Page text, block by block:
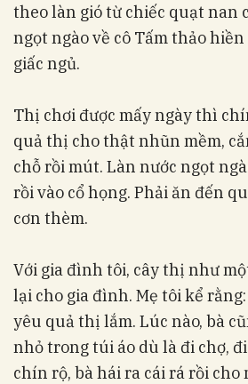
theo làn gió từ chiếc quạt nan
ngọt ngào về cô Tấm thảo
giấc ngủ.
Thị chơi được mấy ngày thì
quả thị cho thật nhũn mềm,
chỗ rồi mút. Làn nước ngọt
rồi vào cổ họng. Phải ăn đến
cơn thèm.
Với gia đình tôi, cây thị như
lại cho gia đình. Mẹ tôi kể
yêu quả thị lắm. Lúc nào, bà
nhỏ trong túi áo dù là đi chợ,
chín rộ, bà hái ra cái rá rồi cho